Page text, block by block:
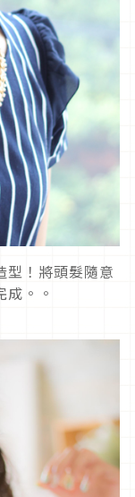
型！將頭髮隨意
。。